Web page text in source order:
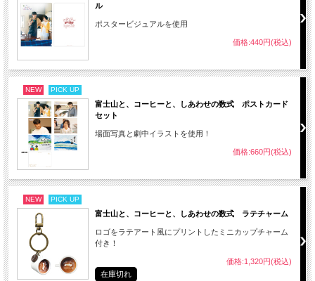
ル
ポスタービジュアルを使用
価格:440円(税込)
NEW PICK UP
富士山と、コーヒーと、しあわせの数式 ポストカード
セット
場面写真と劇中イラストを使用！
価格:660円(税込)
NEW PICK UP
富士山と、コーヒーと、しあわせの数式 ラテチャーム
ロゴをラテアート風にプリントしたミニカップチャーム
付き！
価格:1,320円(税込)
在庫切れ